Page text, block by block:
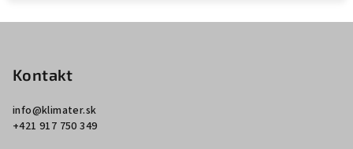
Kontakt
info@klimater.sk
+421 917 750 349